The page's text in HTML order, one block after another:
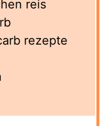
reis
rezepte